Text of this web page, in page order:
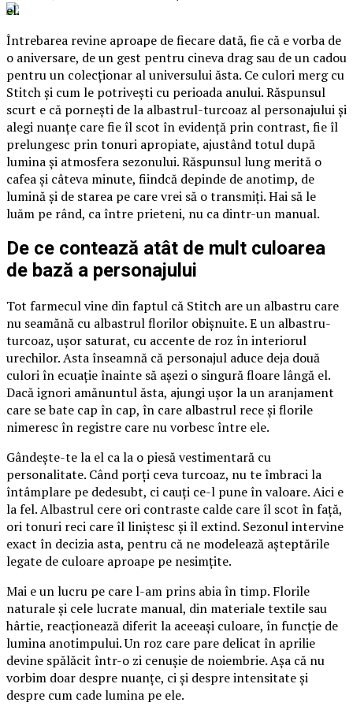
el.
Întrebarea revine aproape de fiecare dată, fie că e vorba de
o aniversare, de un gest pentru cineva drag sau de un cadou
pentru un colecționar al universului ăsta. Ce culori merg cu
Stitch și cum le potrivești cu perioada anului. Răspunsul
scurt e că pornești de la albastrul-turcoaz al personajului și
alegi nuanțe care fie îl scot în evidență prin contrast, fie îl
prelungesc prin tonuri apropiate, ajustând totul după
lumina și atmosfera sezonului. Răspunsul lung merită o
cafea și câteva minute, fiindcă depinde de anotimp, de
lumină și de starea pe care vrei să o transmiți. Hai să le
luăm pe rând, ca între prieteni, nu ca dintr-un manual.
De ce contează atât de mult culoarea
de bază a personajului
Tot farmecul vine din faptul că Stitch are un albastru care
nu seamănă cu albastrul florilor obișnuite. E un albastru-
turcoaz, ușor saturat, cu accente de roz în interiorul
urechilor. Asta înseamnă că personajul aduce deja două
culori în ecuație înainte să așezi o singură floare lângă el.
Dacă ignori amănuntul ăsta, ajungi ușor la un aranjament
care se bate cap în cap, în care albastrul rece și florile
nimeresc în registre care nu vorbesc între ele.
Gândește-te la el ca la o piesă vestimentară cu
personalitate. Când porți ceva turcoaz, nu te îmbraci la
întâmplare pe dedesubt, ci cauți ce-l pune în valoare. Aici e
la fel. Albastrul cere ori contraste calde care îl scot în față,
ori tonuri reci care îl liniștesc și îl extind. Sezonul intervine
exact în decizia asta, pentru că ne modelează așteptările
legate de culoare aproape pe nesimțite.
Mai e un lucru pe care l-am prins abia în timp. Florile
naturale și cele lucrate manual, din materiale textile sau
hârtie, reacționează diferit la aceeași culoare, în funcție de
lumina anotimpului. Un roz care pare delicat în aprilie
devine spălăcit într-o zi cenușie de noiembrie. Așa că nu
vorbim doar despre nuanțe, ci și despre intensitate și
despre cum cade lumina pe ele.